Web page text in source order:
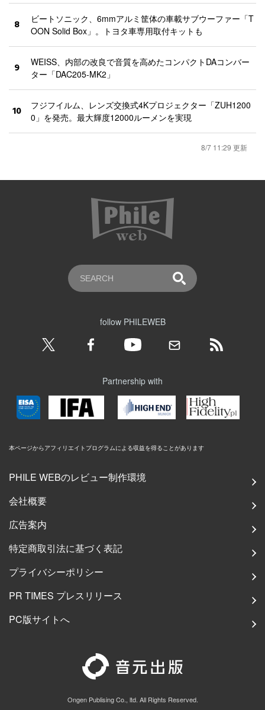
8
ビートソニック、6mmアルミ筐体の車載サブウーファー「T
OON Solid Box」。トヨタ車専用取付キットも
9
WEISS、内部の改良で音質を高めたコンパクトDAコンバー
ター「DAC205-MK2」
10
フジフイルム、レンズ交換式4Kプロジェクター「ZUH1200
0」を発売。最大輝度12000ルーメンを実現
8/7 11:29 更新
follow PHILEWEB
Partnership with
本ページからアフィリエイトプログラムによる収益を得ることがあります
PHILE WEBのレビュー制作環境
会社概要
広告案内
特定商取引法に基づく表記
プライバシーポリシー
PR TIMES プレスリリース
PC版サイトへ
Ongen Publising Co., ltd. All Rights Reserved.